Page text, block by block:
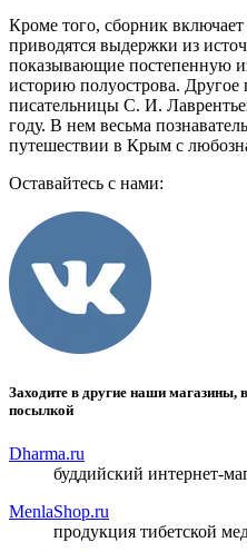
Кроме того, сборник
приводятся выдержки из
показывающие постепенную
историю полуострова.
писательницы С. И.
году. В нем весьма
путешествии в Крым с
Оставайтесь с нами:
Заходите в другие наши магазины,
посылкой
Dharma.ru
буддийский интернет-
MenlaShop.ru
продукция тибетской